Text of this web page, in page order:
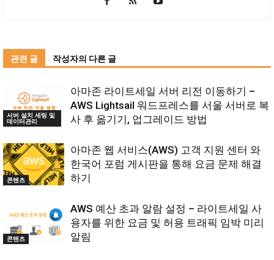
관련 글 작성자의 다른 글
서버 설치 세팅 및
데이터관리
아마존 라이트세일 서버 리전 이동하기 –
AWS Lightsail 워드프레스를 서울 서버로 복
사 후 옮기기, 업그레이드 방법
콘텐츠
아마존 웹 서비스(AWS) 고객 지원 센터 와
한국어 포럼 게시판을 통해 요금 문제 해결
하기
콘텐츠
AWS 예산 초과 알람 설정 – 라이트세일 사
용자를 위한 요금 및 허용 트래픽 임박 미리
알림